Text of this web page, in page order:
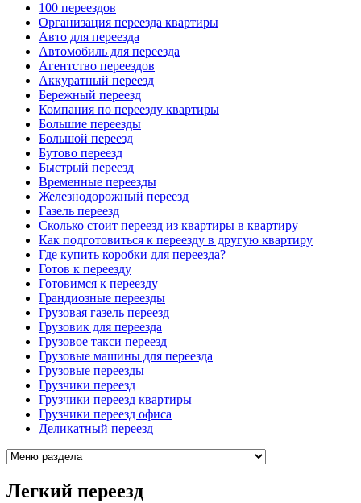
100 переездов
Организация переезда квартиры
Авто для переезда
Автомобиль для переезда
Агентство переездов
Аккуратный переезд
Бережный переезд
Компания по переезду квартиры
Большие переезды
Большой переезд
Бутово переезд
Быстрый переезд
Временные переезды
Железнодорожный переезд
Газель переезд
Сколько стоит переезд из квартиры в квартиру
Как подготовиться к переезду в другую квартиру
Где купить коробки для переезда?
Готов к переезду
Готовимся к переезду
Грандиозные переезды
Грузовая газель переезд
Грузовик для переезда
Грузовое такси переезд
Грузовые машины для переезда
Грузовые переезды
Грузчики переезд
Грузчики переезд квартиры
Грузчики переезд офиса
Деликатный переезд
Легкий переезд